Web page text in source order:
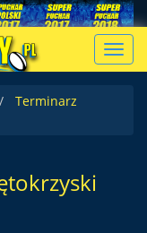
Terminarz